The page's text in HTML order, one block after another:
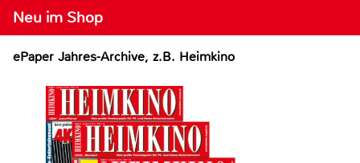
Neu im Shop
ePaper Jahres-Archive, z.B. Heimkino